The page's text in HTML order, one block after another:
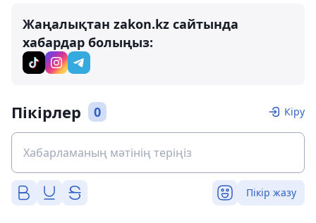
Жаңалықтан zakon.kz сайтында
хабардар болыңыз:
Пікірлер 0 Кіру
Пікір жазу